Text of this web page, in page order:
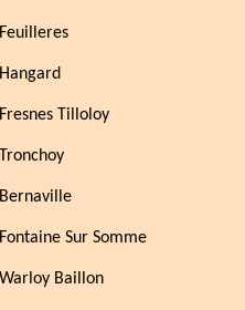
Tilloloy
Sur Somme
Baillon